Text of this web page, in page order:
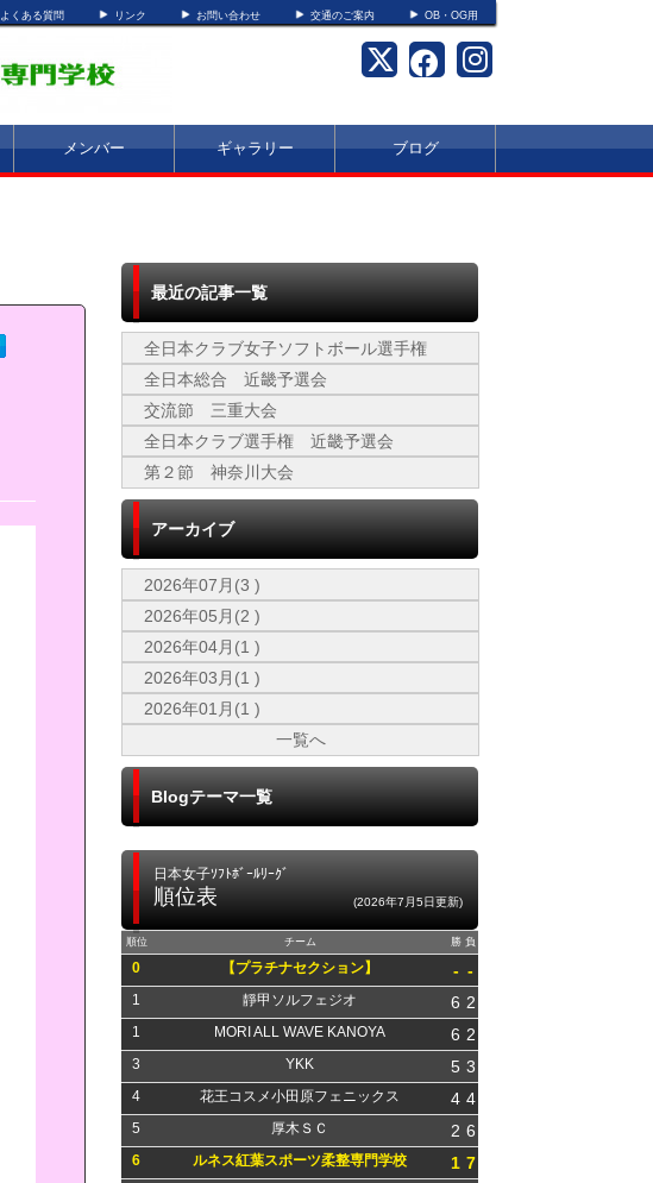
よくある質問 リンク お問い合わせ 交通のご案内 OB・OG用
メンバー ギャラリー ブログ
最近の記事一覧
全日本クラブ女子ソフトボール選手権
全日本総合 近畿予選会
交流節 三重大会
全日本クラブ選手権 近畿予選会
第２節 神奈川大会
アーカイブ
2026年07月(3 )
2026年05月(2 )
2026年04月(1 )
2026年03月(1 )
2026年01月(1 )
一覧へ
Blogテーマ一覧
日本女子ｿﾌﾄﾎﾞｰﾙﾘｰｸﾞ
順位表 (2026年7月5日更新)
順位 チーム 勝 負
0 【プラチナセクション】 - -
1 靜甲ソルフェジオ 6 2
1 MORI ALL WAVE KANOYA 6 2
3 YKK 5 3
4 花王コスメ小田原フェニックス 4 4
5 厚木ＳＣ 2 6
6 ルネス紅葉スポーツ柔整専門学校 1 7